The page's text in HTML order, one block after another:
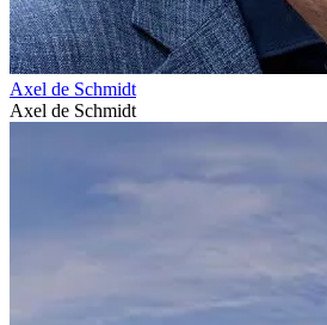
Axel de Schmidt
Axel de Schmidt